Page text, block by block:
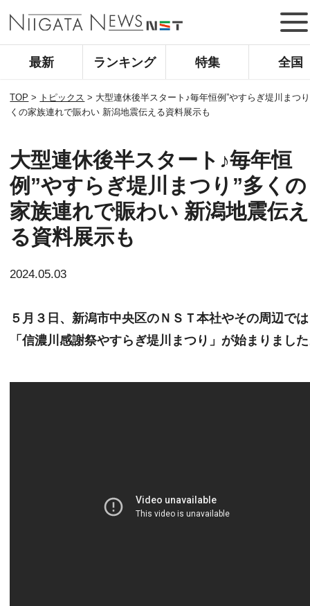
最新 ランキング 特集 全国
TOP > トピックス > 大型連休後半スタート♪毎年恒例”やすらぎ堤川まつ
くの家族連れで賑わい 新潟地震伝える資料展示も
大型連休後半スタート♪毎年恒
例”やすらぎ堤川まつり”多くの
家族連れで賑わい 新潟地震伝え
る資料展示も
2024.05.03
５月３日、新潟市中央区のＮＳＴ本社やその周辺では
「信濃川感謝祭やすらぎ堤川まつり」が始まりまし